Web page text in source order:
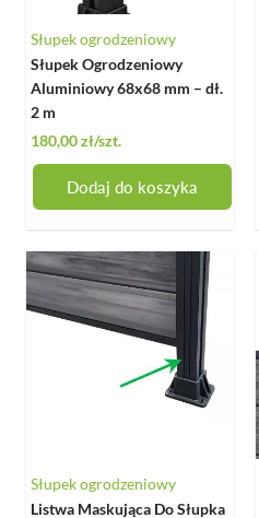
Słupek ogrodzeniowy
Słupek Ogrodzeniowy
Aluminiowy 68x68 mm – dł.
2 m
180,00 zł/szt.
Dodaj do koszyka
Słupek ogrodzeniowy
Listwa Maskująca Do Słupka